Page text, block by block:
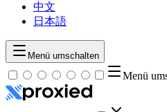
中文
日本語
Menü umschalten
Menü